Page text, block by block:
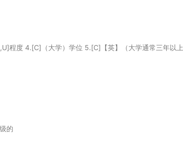
程度 4.[C]（大学）学位 5.[C]【英】（大学通常三年以上
的